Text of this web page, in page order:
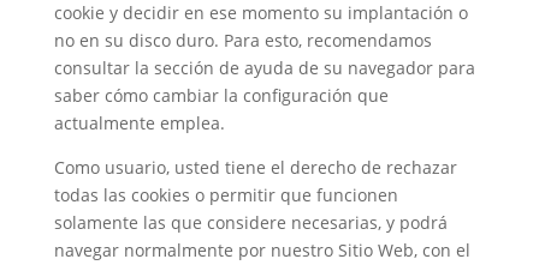
cookie y decidir en ese momento su implantación o
no en su disco duro. Para esto, recomendamos
consultar la sección de ayuda de su navegador para
saber cómo cambiar la configuración que
actualmente emplea.
Como usuario, usted tiene el derecho de rechazar
todas las cookies o permitir que funcionen
solamente las que considere necesarias, y podrá
navegar normalmente por nuestro Sitio Web, con el